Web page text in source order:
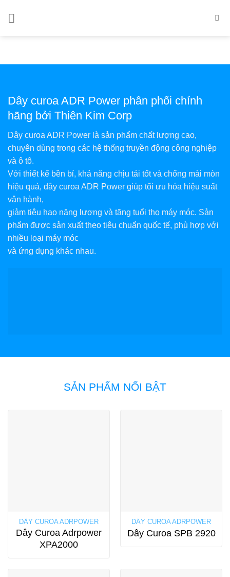
Dây curoa ADR Power phân phối chính
hãng bởi Thiên Kim Corp
Dây curoa ADR Power là sản phẩm chất lượng cao,
chuyên dùng trong các hệ thống truyền động công nghiệp
và ô tô.
Với thiết kế bền bỉ, khả năng chịu tải tốt và chống mài mòn
hiệu quả, dây curoa ADR Power giúp tối ưu hóa hiệu suất
vận hành,
giảm tiêu hao năng lượng và tăng tuổi thọ máy móc. Sản
phẩm được sản xuất theo tiêu chuẩn quốc tế, phù hợp với
nhiều loại máy móc
và ứng dụng khác nhau.
SẢN PHẨM NỔI BẬT
DÂY CUROA ADRPOWER
Dây Curoa Adrpower
XPA2000
DÂY CUROA ADRPOWER
Dây Curoa SPB 2920